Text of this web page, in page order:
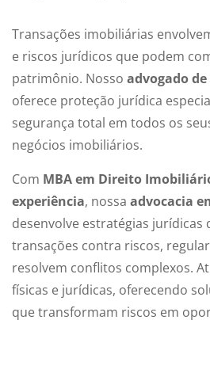
Transações imobiliárias
e riscos jurídicos que podem
patrimônio. Nosso advogado
oferece proteção jurídica
segurança total em todos os
negócios imobiliários.
Com MBA em Direito
experiência, nossa advocacia
desenvolve estratégias jurídicas
transações contra riscos,
resolvem conflitos complexos.
físicas e jurídicas, oferecendo
que transformam riscos em